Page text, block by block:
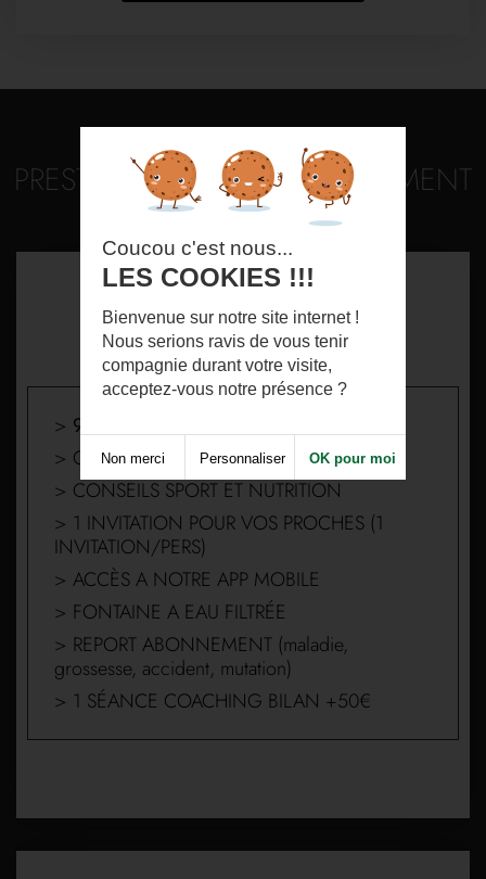
PRESTATIONS HORS ABONNEMENT
FRAIS D'INSCRIPTION
> 99,90€ PAIEMENT UNE FOIS
> CARTE DE MEMBRE
> CONSEILS SPORT ET NUTRITION
> 1 INVITATION POUR VOS PROCHES (1
INVITATION/PERS)
> ACCÈS A NOTRE APP MOBILE
> FONTAINE A EAU FILTRÉE
> REPORT ABONNEMENT (maladie,
grossesse, accident, mutation)
> 1 SÉANCE COACHING BILAN +50€
Coucou c'est nous...
LES COOKIES !!!
Bienvenue sur notre site internet !
Nous serions ravis de vous tenir
compagnie durant votre visite,
acceptez-vous notre présence ?
Non merci Personnaliser OK pour moi